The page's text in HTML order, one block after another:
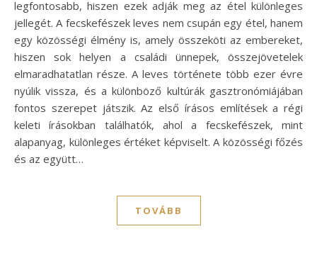
legfontosabb, hiszen ezek adják meg az étel különleges
jellegét. A fecskefészek leves nem csupán egy étel, hanem
egy közösségi élmény is, amely összeköti az embereket,
hiszen sok helyen a családi ünnepek, összejövetelek
elmaradhatatlan része. A leves története több ezer évre
nyúlik vissza, és a különböző kultúrák gasztronómiájában
fontos szerepet játszik. Az első írásos említések a régi
keleti írásokban találhatók, ahol a fecskefészek, mint
alapanyag, különleges értéket képviselt. A közösségi főzés
és az együtt…
TOVÁBB